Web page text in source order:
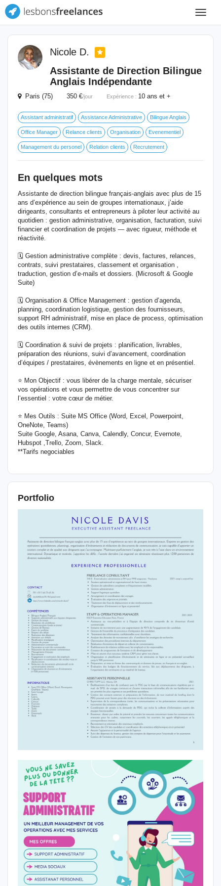
Toggle
Nicole D.
Assistante de Direction Bilingue
Anglais Indépendante
Paris (75) 350 €/jour Expérience : 10 ans et +
Assistant administratif Assistance Administrative Bilingue Anglais
Office Manager Relance clients Organisation Evenementiel
Management du personel Relation clients Recrutement
En quelques mots
Assistante de direction bilingue français-anglais avec plus de 15
ans d’expérience au sein de groupes internationaux, j’aide
dirigeants, consultants et entrepreneurs à piloter leur activité au
quotidien : gestion administrative, organisation, facturation, suivi
financier et coordination de projets — avec rigueur, méthode et
réactivité.
🗓️ Gestion administrative complète : devis, factures, relances,
contrats, suivi prestataires, classement et organisation ,
traduction, gestion d’e-mails et dossiers. (Microsoft & Google
Suite)
🗓️ Organisation & Office Management : gestion d’agenda,
planning, coordination logistique, gestion des fournisseurs,
support RH administratif, mise en place de process, optimisation
des outils internes (CRM).
🗓️ Coordination & suivi de projets : planification, livrables,
préparation des réunions, suivi d’avancement, coordination
d’équipes / prestataires, évènements en ligne et en présentiel.
⭐ Mon Objectif : vous libérer de la charge mentale, sécuriser
vos opérations et vous permettre de vous concentrer sur
l’essentiel : votre cœur de métier.
⭐ Mes Outils : Suite MS Office (Word, Excel, Powerpoint,
OneNote, Teams)
Suite Google, Asana, Canva, Calendly, Concur, Evernote,
Hubspot ,Trello, Zoom, Slack.
**Tarifs negociables
Portfolio